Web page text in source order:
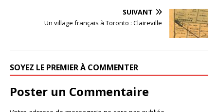
SUIVANT
Un village français à Toronto : Claireville
SOYEZ LE PREMIER À COMMENTER
Poster un Commentaire